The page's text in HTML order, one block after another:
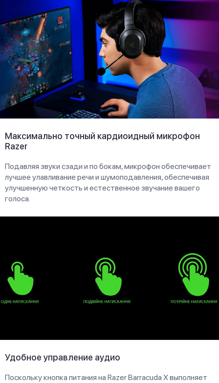
Максимально точный кардиоидный микрофон
Razer
Подавляя звуки сзади и по бокам, микрофон обеспечивает
лучшее улавливание речи и шумоподавления, обеспечивая
улучшенную четкость и естественное звучание вашего
голоса.
Удобное управление аудио
Поскольку кнопка питания на Razer Barracuda X выполняет